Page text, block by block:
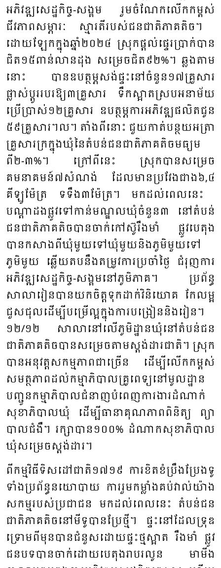
អភិវឌ្ឍ​សេដ្ឋ​កិច្ច​-សង្គម​ រួម​ចំ​ណែក​លើក​កម្ពស់​
ជីវភាព​សម្ភារៈ​ ស្មារតី​របស់​ជន​ជាតិ​ភាគ​តិច។ ​
ដោយ​ឡែកក្នុង​ឆ្នាំ​២០២៤ ​ស្រុក​ផ្តល់​ផ្ទេរ​ប្រាក់​បាន​
ជិត​១៥​ពាន់​លាន​ដុង ​សម្រេច​ជិត​៩២%។ ​ឆ្លង​តាម​
នោះ ​បាន​ឧប​ត្ថម្ភ​សង់​ផ្ទះ​នៅ​ចំ​នួន​១៧​គ្រួសារ​
ផ្លាស់​ប្តូរ​របរ​ឱ្យ៣​គ្រួសារ​ ទឹក​ស្អាតស្របអនាម័យ
ប្រើប្រាស់​១២គ្រួសារ​ ឧប​ត្ថម្ភ​ការ​អភិវឌ្ឍ​ផលិត​ជូន​
៥៩គ្រួសារ​។ល។​ តាំង​ពីនោះ​ ជួយ​កាត់​បន្ថយ​អត្រា​
គ្រួសារ​ក្រ​ក្នុង​​ឃុំនៃ​តំ​បន់​ជន​ជាតិ​ភាគ​តិ​ចមធ្យម​
ពី២-៣%។​ ក្រៅ​ពី​នេះ ​ស្រុក​បានសម្រេច​
គមនាគមន៍​៧​សំ​ណង់ ​ដែល​មាន​ប្រ​វែង​ជាង​៦,៤​
គីឡូ​ម៉ែត្រ​ ទទឹង៣ម៉ែត្រ។ ​មក​ដល់​ពេល​នេះ ​
បណ្តា​ដង​ផ្លូវ​ទៅ​កាន់​មណ្ឌលឃុំ​ចំនួន​៣ នៅតំបន់​
ជន​ជាតិ​ភាគ​តិ​ចបាន​ចាក់កៅ​ស៊ូរឹងមាំ ផ្លូវ​បេតុង
បាន​កសាង​ពីឃុំ​មួយ​ទៅ​ឃុំ​មួយ​និង​ភូមិ​មួយ​ទៅ​
ភូមិ​មួយ ​ឆ្លើយ​តប​នឹង​តម្រូវ​ការ​ប្រ​ចាំថ្ងៃ ​ជំរុញ​ការ​
អភិវឌ្ឍ​សេដ្ឋ​កិច្ច​-សង្គម​នៅ​ភូមិ​ភាគ​។ ប្រ​ព័ន្ធ​
សាលា​រៀន​បាន​យក​ចិត្ត​ទុក​ដាក់​វិនិយោគ ​កែ​លម្អ​
ជួស​ជុល​ដើម្បី​បម្រើ​ល្អ​ក្នុង​ការ​បង្រៀន​និង​រៀន​។​
១២/១២​ សា​លា​នៅ​លើ​ភូមិ​ដ្ឋាន​ឃុំ​នៅតំ​បន់​ជន​
ជាតិ​ភាគ​​​តិច​បាន​សម្រេច​តាម​ស្តង់​ដារជាតិ​។ ​ស្រុក​
បាន​អនុ​វត្ត​សកម្ម​ភាព​ជាច្រើន​ ដើម្បី​លើក​កម្ពស់​
សម​ត្ថ​ភាព​ដល់​កម្មាភិ​បាលគ្រូ​ពេទ្យ​នៅ​មូល​ដ្ឋាន ​
បញ្ជូន​កម្មា​ភិ​បាល​ជំនាញបំពេញការងារដំណាក់​
សុខា​ភិបាល​ឃុំ ​ដើម្បី​ធានា​គុណ​ភាព​ពិនិត្យ​ ព្យា​
បាល​​ជំងឺ។ ​រក្សា​បាន​១០០% ​ ដំណាក​សុខា​ភិ​បាល​
ឃុំ​សម្រេច​​ស្តង់​ដារ។
ពីកម្ម​វិធី​ទិស​ដៅ​ជាតិ​១៧១៩ ​ការ​ខិត​ខំ​ប្រឹង​ប្រែង​ទូ
ទាំង​ប្រ​ព័ន្ធ​នយោ​បាយ​ ការ​រួម​កម្លាំង​គប់​វាល់​យ៉ាង​
សកម្ម​របស់​ប្រ​ជាជន​ មក​ដល់​ពេល​នេះ ​តំ​បន់ជន​
ជាតិ​ភាគ​តិ​ចនៅ​មីទូបាន​ប្រែថ្មី។​ ផ្ទះ​នៅ​ដែល​ទ្រុឌ
ទ្រោម​ពីមុន​បាន​ជំនួស​ដោយ​ផ្ទះ​ថ្ម​ស្អាត រឹង​មាំ ផ្លូវ​
ជន​បទ​បាន​ចាក់ដោយ​បេតុង​រាប​រលូន ​មា​មីង​